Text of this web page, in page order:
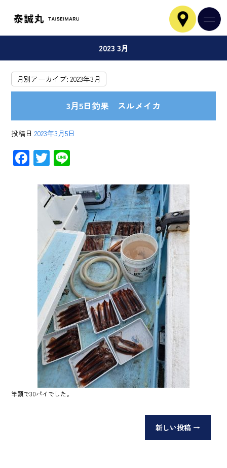
2023 3月
月別アーカイブ:2023年3月
3月5日釣果 スルメイカ
投稿日 2023年3月5日
F
e
o
ok
T
tt
er
竿頭で30パイでした。
新しい投稿 →